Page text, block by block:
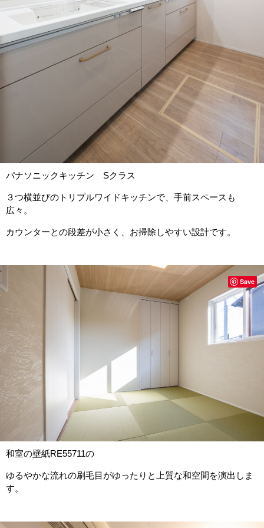
パナソニックキッチン Sクラス
３つ横並びのトリプルワイドキッチンで、手前スペースも
広々。
カウンターとの段差が小さく、お掃除しやすい設計です。
和室の壁紙RE55711の
ゆるやかな流れの刷毛目がゆったりと上質な和空間を演出しま
す。
Save